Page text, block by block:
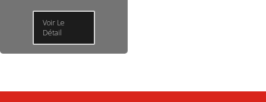
Voir Le
Détail